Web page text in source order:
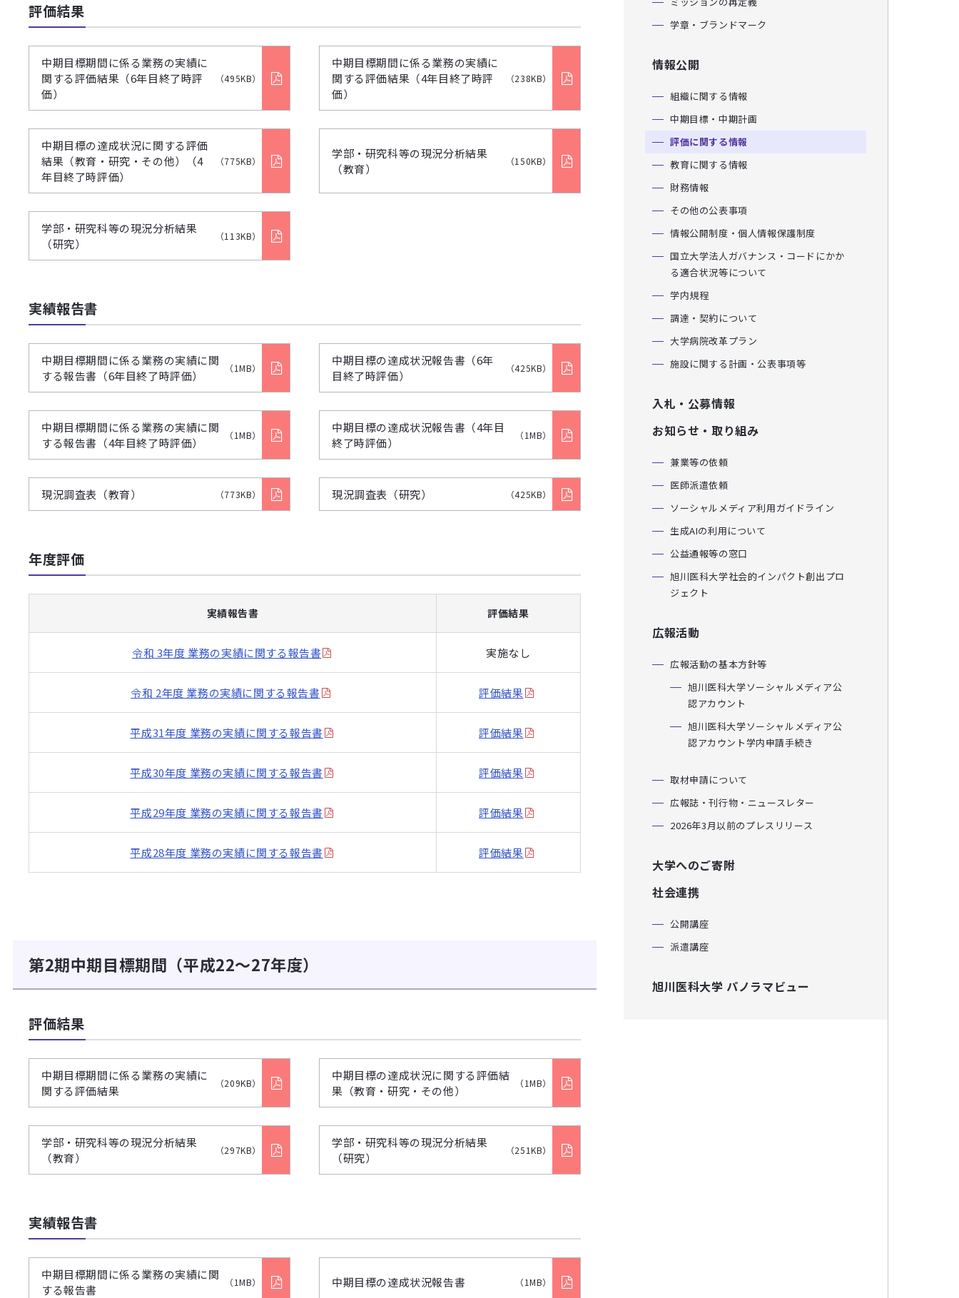
評価結果
中期目標期間に係る業務の実績に
関する評価結果（6年目終了時評
価）
（495KB）
中期目標期間に係る業務の実績に
関する評価結果（4年目終了時評
価）
（238KB）
中期目標の達成状況に関する評価
結果（教育・研究・その他）（4
年目終了時評価）
（775KB）
学部・研究科等の現況分析結果
（教育）
（150KB）
学部・研究科等の現況分析結果
（研究）
（113KB）
実績報告書
中期目標期間に係る業務の実績に関
する報告書（6年目終了時評価）
（1MB）
中期目標の達成状況報告書（6年
目終了時評価）
（425KB）
中期目標期間に係る業務の実績に関
する報告書（4年目終了時評価）
（1MB）
中期目標の達成状況報告書（4年目
終了時評価）
（1MB）
現況調査表（教育） （773KB） 現況調査表（研究） （425KB）
年度評価
実績報告書 評価結果
令和 3年度 業務の実績に関する報告書 実施なし
令和 2年度 業務の実績に関する報告書 評価結果
平成31年度 業務の実績に関する報告書 評価結果
平成30年度 業務の実績に関する報告書 評価結果
平成29年度 業務の実績に関する報告書 評価結果
平成28年度 業務の実績に関する報告書 評価結果
第2期中期目標期間（平成22～27年度）
評価結果
中期目標期間に係る業務の実績に
関する評価結果
（209KB）
中期目標の達成状況に関する評価結
果（教育・研究・その他）
（1MB）
学部・研究科等の現況分析結果
（教育）
（297KB）
学部・研究科等の現況分析結果
（研究）
（251KB）
実績報告書
中期目標期間に係る業務の実績に関
する報告書
（1MB） 中期目標の達成状況報告書 （1MB）
学章・ブランドマーク
情報公開
組織に関する情報
中期目標・中期計画
評価に関する情報
教育に関する情報
財務情報
その他の公表事項
情報公開制度・個人情報保護制度
国立大学法人ガバナンス・コードにかか
る適合状況等について
学内規程
調達・契約について
大学病院改革プラン
施設に関する計画・公表事項等
入札・公募情報
お知らせ・取り組み
兼業等の依頼
医師派遣依頼
ソーシャルメディア利用ガイドライン
生成AIの利用について
公益通報等の窓口
旭川医科大学社会的インパクト創出プロ
ジェクト
広報活動
広報活動の基本方針等
旭川医科大学ソーシャルメディア公
認アカウント
旭川医科大学ソーシャルメディア公
認アカウント学内申請手続き
取材申請について
広報誌・刊行物・ニュースレター
2026年3月以前のプレスリリース
大学へのご寄附
社会連携
公開講座
派遣講座
旭川医科大学 パノラマビュー